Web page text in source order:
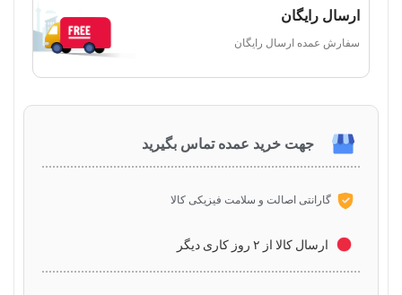
ارسال رایگان
سفارش عمده ارسال رایگان
جهت خرید عمده تماس بگیرید
گارانتی اصالت و سلامت فیزیکی کالا
ارسال کالا از ۲ روز کاری دیگر